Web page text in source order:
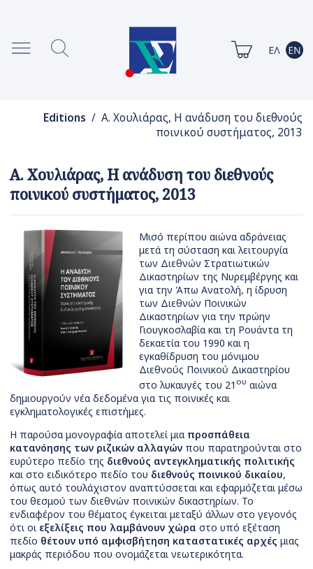
Editions / Α. Χουλιάρας, Η ανάδυση του διεθνούς
ποινικού συστήματος, 2013
Α. Χουλιάρας, Η ανάδυση του διεθνούς
ποινικού συστήματος, 2013
Μισό περίπου αιώνα αδράνειας
μετά τη σύσταση και λειτουργία
των Διεθνών Στρατιωτικών
Δικαστηρίων της Νυρεμβέργης και
για την Άπω Ανατολή, η ίδρυση
των Διεθνών Ποινικών
Δικαστηρίων για την πρώην
Γιουγκοσλαβία και τη Ρουάντα τη
δεκαετία του 1990 και η
εγκαθίδρυση του μόνιμου
Διεθνούς Ποινικού Δικαστηρίου
στο λυκαυγές του 21 ου αιώνα
δημιουργούν νέα δεδομένα για τις ποινικές και
εγκληματολογικές επιστήμες.
Η παρούσα μονογραφία αποτελεί μια προσπάθεια
κατανόησης των ριζικών αλλαγών που παρατηρούνται στο
ευρύτερο πεδίο της διεθνούς αντεγκληματικής πολιτικής
και στο ειδικότερο πεδίο του διεθνούς ποινικού δικαίου,
όπως αυτό τουλάχιστον αναπτύσσεται και εφαρμόζεται μέσω
του θεσμού των διεθνών ποινικών δικαστηρίων. Το
ενδιαφέρον του θέματος έγκειται μεταξύ άλλων στο γεγονός
ότι οι εξελίξεις που λαμβάνουν χώρα στο υπό εξέταση
πεδίο θέτουν υπό αμφισβήτηση καταστατικές αρχές μιας
μακράς περιόδου που ονομάζεται νεωτερικότητα.